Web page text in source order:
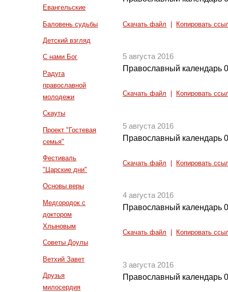
Евангельские
Баловень судьбы
Детский взгляд
С нами Бог
Радуга
православной
молодежи
Скауты
Проект "Гостевая
семья"
Фестиваль
"Царские дни"
Основы веры
Медгородок с
доктором
Хлыновым
Советы Доулы
Ветхий Завет
Друзья
милосердия
Скачать файл Копировать
5 августа 2016
Православный календарь
Скачать файл Копировать
5 августа 2016
Православный календарь
Скачать файл Копировать
4 августа 2016
Православный календарь
Скачать файл Копировать
3 августа 2016
Православный календарь